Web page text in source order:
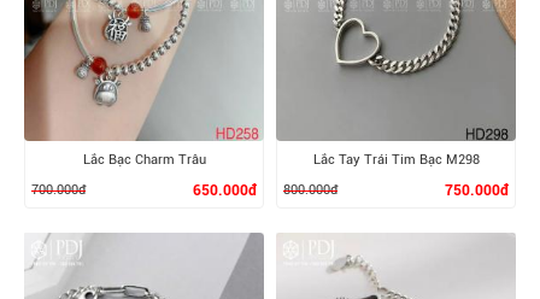
Lắc Bạc Charm Trâu
700.000đ
650.000đ
Lắc Tay Trái Tim Bạc M298
800.000đ
750.000đ